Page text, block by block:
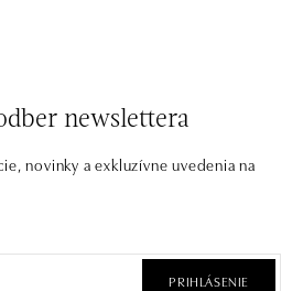
newslettera
novinky a exkluzívne uvedenia na
PRIHLÁSENIE